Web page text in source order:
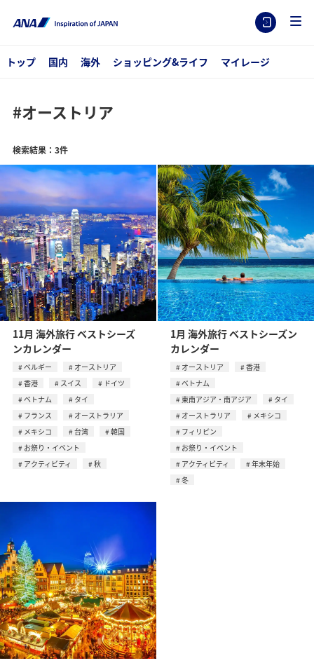
トップ 国内 海外 ショッピング&ライフ マイレージ
#オーストリア
検索結果：3件
11月 海外旅行 ベストシーズ
ンカレンダー
ベルギー
オーストリア
香港
スイス
ドイツ
ベトナム
タイ
フランス
オーストラリア
メキシコ
台湾
韓国
お祭り・イベント
アクティビティ
秋
1月 海外旅行 ベストシーズン
カレンダー
オーストリア
香港
ベトナム
東南アジア・南アジア
タイ
オーストラリア
メキシコ
フィリピン
お祭り・イベント
アクティビティ
年末年始
冬